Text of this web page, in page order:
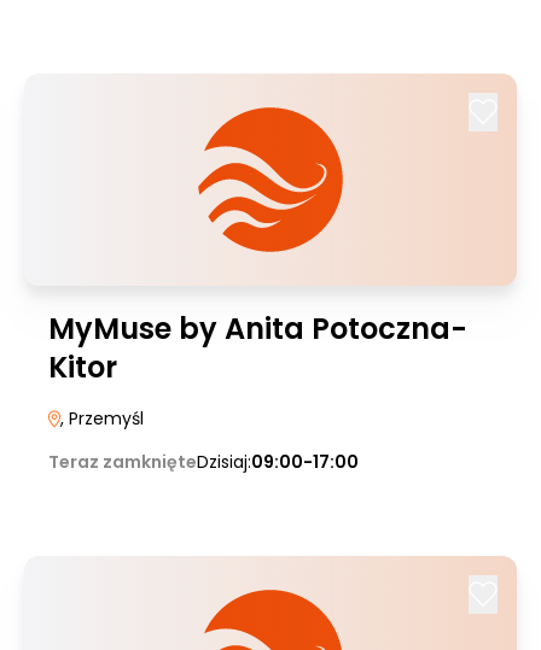
MyMuse by Anita Potoczna-
Kitor
, Przemyśl
Teraz zamknięteDzisiaj:09:00-17:00